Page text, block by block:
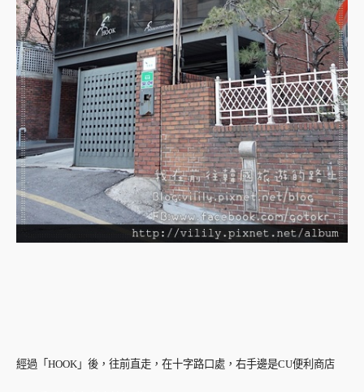
經過「HOOK」後，往前直走，在十字路口處，右手邊是CU便利商店